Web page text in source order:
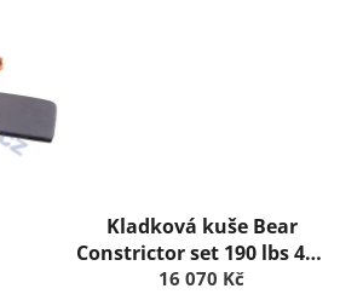
Kladková kuše Bear
Constrictor set 190 lbs 410
Fps
16 070 Kč